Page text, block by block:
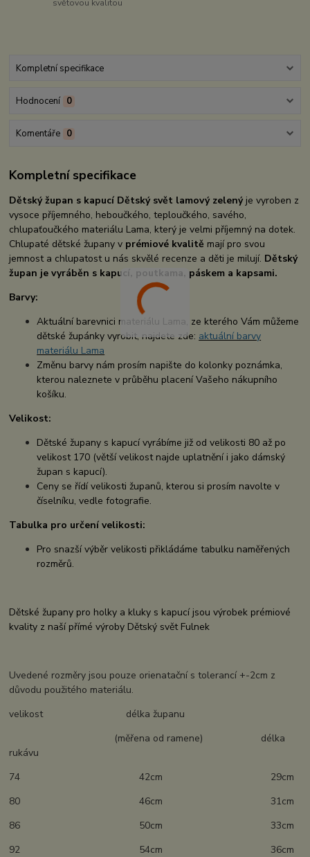
světovou kvalitou
Kompletní specifikace
Hodnocení 0
Komentáře 0
Kompletní specifikace
Dětský župan s kapucí Dětský svět lamový zelený je vyroben z
vysoce příjemného, heboučkého, teploučkého, savého,
chlupaťoučkého materiálu Lama, který je velmi příjemný na dotek.
Chlupaté dětské župany v prémiové kvalitě mají pro svou
jemnost a chlupatost u nás skvělé recenze a děti je milují. Dětský
župan je vyráběn s kapucí, poutkama, páskem a kapsami.
Barvy:
Aktuální barevnici materiálu Lama, ze kterého Vám můžeme
dětské župánky vyrobit, najdete zde: aktuální barvy
materiálu Lama
Změnu barvy nám prosím napište do kolonky poznámka,
kterou naleznete v průběhu placení Vašeho nákupního
košíku.
Velikost:
Dětské župany s kapucí vyrábíme již od velikosti 80 až po
velikost 170 (větší velikost najde uplatnění i jako dámský
župan s kapucí).
Ceny se řídí velikosti županů, kterou si prosím navolte v
číselníku, vedle fotografie.
Tabulka pro určení velikosti:
Pro snazší výběr velikosti přikládáme tabulku naměřených
rozměrů.
Dětské župany pro holky a kluky s kapucí jsou výrobek prémiové
kvality z naší přímé výroby Dětský svět Fulnek
Uvedené rozměry jsou pouze orienatační s tolerancí +-2cm z
důvodu použitého materiálu.
velikost délka županu
(měřena od ramene) délka
rukávu
74 42cm 29cm
80 46cm 31cm
86 50cm 33cm
92 54cm 36cm